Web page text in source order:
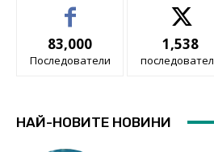
83,000
Последователи
1,538
НАЙ-НОВИТЕ НОВИНИ